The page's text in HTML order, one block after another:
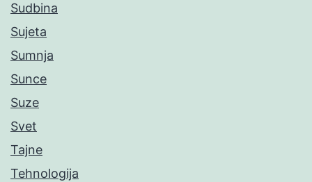
Sudbina
Sujeta
Sumnja
Sunce
Suze
Svet
Tajne
Tehnologija